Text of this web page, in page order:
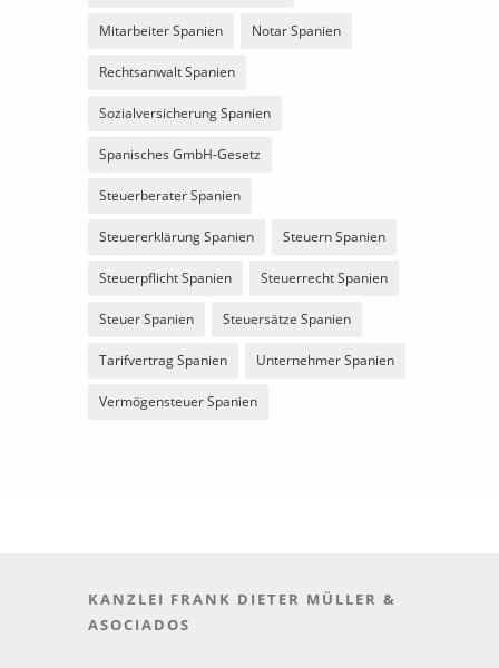
Mitarbeiter Spanien Notar Spanien
Rechtsanwalt Spanien
Sozialversicherung Spanien
Spanisches GmbH-Gesetz
Steuerberater Spanien
Steuererklärung Spanien Steuern Spanien
Steuerpflicht Spanien Steuerrecht Spanien
Steuer Spanien Steuersätze Spanien
Tarifvertrag Spanien Unternehmer Spanien
Vermögensteuer Spanien
KANZLEI FRANK DIETER MÜLLER &
ASOCIADOS